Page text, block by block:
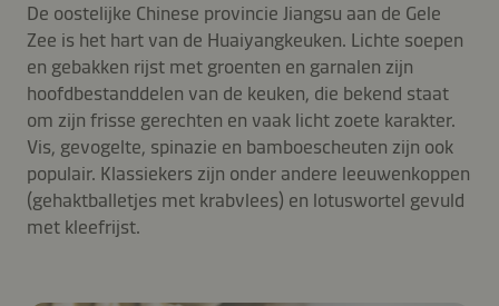
De oostelijke Chinese provincie Jiangsu aan de Gele
Zee is het hart van de Huaiyangkeuken. Lichte soepen
en gebakken rijst met groenten en garnalen zijn
hoofdbestanddelen van de keuken, die bekend staat
om zijn frisse gerechten en vaak licht zoete karakter.
Vis, gevogelte, spinazie en bamboescheuten zijn ook
populair. Klassiekers zijn onder andere leeuwenkoppen
(gehaktballetjes met krabvlees) en lotuswortel gevuld
met kleefrijst.